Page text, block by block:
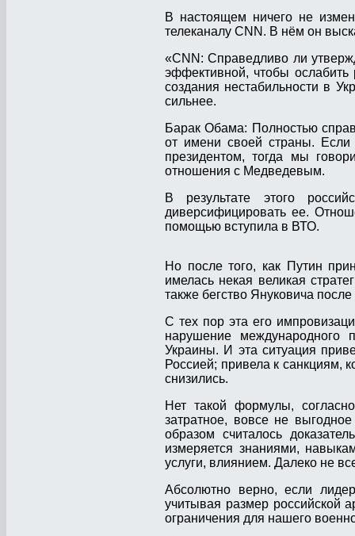
В настоящем ничего не
телеканалу CNN. В нём он
«CNN: Справедливо ли
эффективной, чтобы
создания нестабильности в
сильнее.
Барак Обама: Полностью
от имени своей страны.
президентом, тогда мы
отношения с Медведевым.
В результате этого
диверсифицировать ее.
помощью вступила в ВТО.
Но после того, как Путин
имелась некая великая
также бегство Януковича
С тех пор эта его
нарушение международного
Украины. И эта ситуация
Россией; привела к санкциям,
снизились.
Нет такой формулы,
затратное, вовсе не
образом считалось
измеряется знаниями,
услуги, влиянием. Далеко не
Абсолютно верно, если
учитывая размер российской
ограничения для нашего